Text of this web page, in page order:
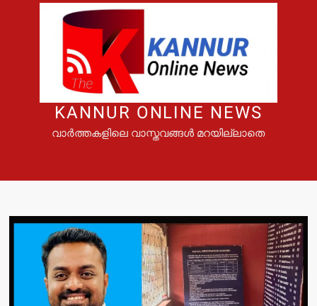
KANNUR ONLINE NEWS
വാർത്തകളിലെ വാസ്തവങ്ങൾ മറയില്ലാതെ